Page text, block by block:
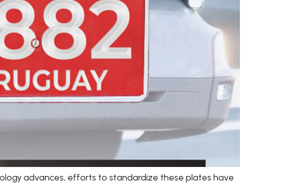
advances, efforts to standardize these plates have